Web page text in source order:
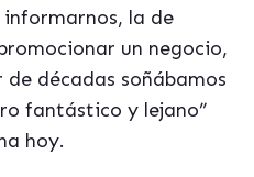
la de
un negocio,
décadas soñábamos
fantástico y lejano”
hoy.